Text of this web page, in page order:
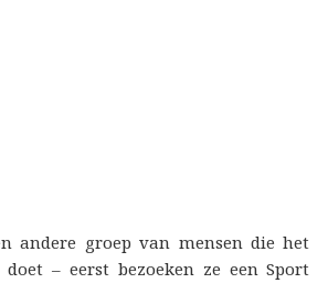
andere groep van mensen die het
doet – eerst bezoeken ze een Sport